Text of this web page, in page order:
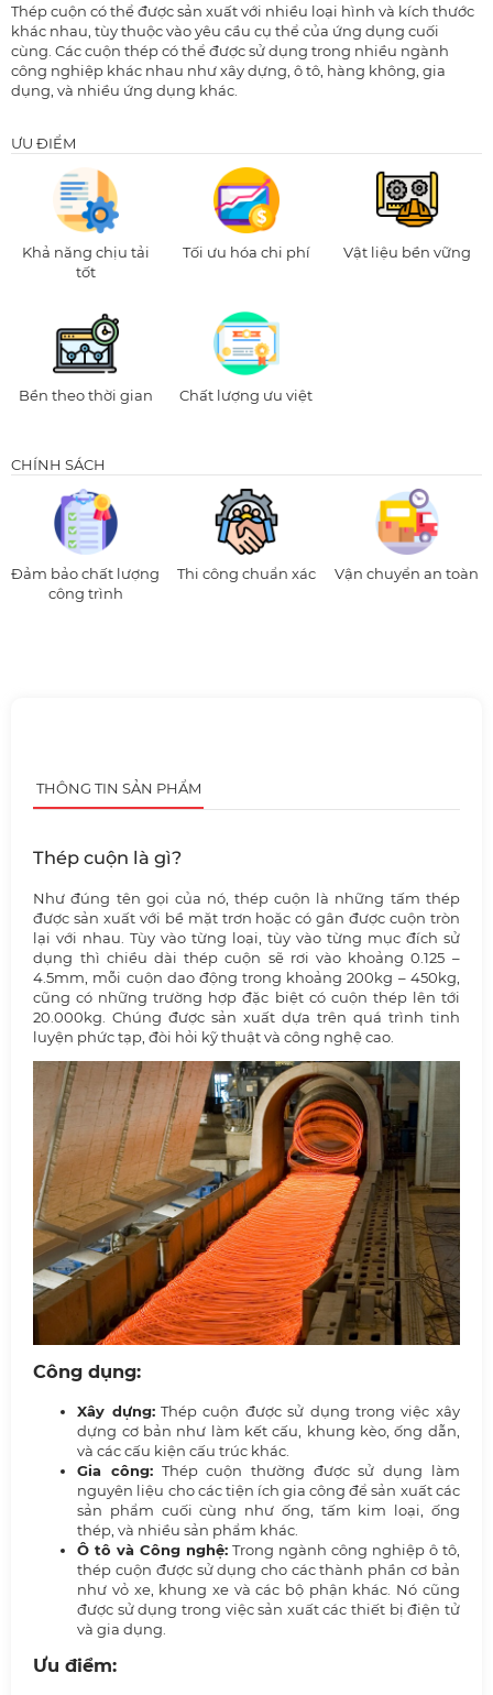
Thép cuộn có thể được sản xuất với nhiều loại hình và kích thước
khác nhau, tùy thuộc vào yêu cầu cụ thể của ứng dụng cuối
cùng. Các cuộn thép có thể được sử dụng trong nhiều ngành
công nghiệp khác nhau như xây dựng, ô tô, hàng không, gia
dụng, và nhiều ứng dụng khác.
ƯU ĐIỂM
Khả năng chịu tải
tốt
Tối ưu hóa chi phí Vật liệu bền vững
Bền theo thời gian Chất lượng ưu việt
CHÍNH SÁCH
Đảm bảo chất lượng
công trình
Thi công chuẩn xác Vận chuyển an toàn
THÔNG TIN SẢN PHẨM
Thép cuộn là gì?
Như đúng tên gọi của nó, thép cuộn là những tấm thép
được sản xuất với bề mặt trơn hoặc có gân được cuộn tròn
lại với nhau. Tùy vào từng loại, tùy vào từng mục đích sử
dụng thì chiều dài thép cuộn sẽ rơi vào khoảng 0.125 –
4.5mm, mỗi cuộn dao động trong khoảng 200kg – 450kg,
cũng có những trường hợp đặc biệt có cuộn thép lên tới
20.000kg. Chúng được sản xuất dựa trên quá trình tinh
luyện phức tạp, đòi hỏi kỹ thuật và công nghệ cao.
Công dụng:
Xây dựng:Thép cuộn được sử dụng trong việc xây
dựng cơ bản như làm kết cấu, khung kèo, ống dẫn,
và các cấu kiện cấu trúc khác.
Gia công:Thép cuộn thường được sử dụng làm
nguyên liệu cho các tiện ích gia công để sản xuất các
sản phẩm cuối cùng như ống, tấm kim loại, ống
thép, và nhiều sản phẩm khác.
Ô tô và Công nghệ: Trong ngành công nghiệp ô tô,
thép cuộn được sử dụng cho các thành phần cơ bản
như vỏ xe, khung xe và các bộ phận khác. Nó cũng
được sử dụng trong việc sản xuất các thiết bị điện tử
và gia dụng.
Ưu điểm: